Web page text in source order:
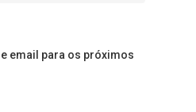
email para os próximos